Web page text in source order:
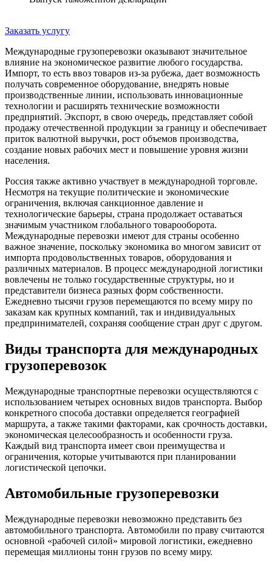
Заказать услугу
Международные грузоперевозки оказывают значительное
влияние на экономическое развитие любого государства.
Импорт, то есть ввоз товаров из-за рубежа, дает возможность
получать современное оборудование, внедрять новые
производственные линии, использовать инновационные
технологии и расширять технические возможности
предприятий. Экспорт, в свою очередь, представляет собой
продажу отечественной продукции за границу и обеспечивает
приток валютной выручки, рост объемов производства,
создание новых рабочих мест и повышение уровня жизни
населения.
Россия также активно участвует в международной торговле.
Несмотря на текущие политические и экономические
ограничения, включая санкционное давление и
технологические барьеры, страна продолжает оставаться
значимым участником глобального товарооборота.
Международные перевозки имеют для страны особенно
важное значение, поскольку экономика во многом зависит от
импорта продовольственных товаров, оборудования и
различных материалов. В процесс международной логистики
вовлечены не только государственные структуры, но и
представители бизнеса разных форм собственности.
Ежедневно тысячи грузов перемещаются по всему миру по
заказам как крупных компаний, так и индивидуальных
предпринимателей, сохраняя сообщение стран друг с другом.
Виды транспорта для международных
грузоперевозок
Международные транспортные перевозки осуществляются с
использованием четырех основных видов транспорта. Выбор
конкретного способа доставки определяется географией
маршрута, а также такими факторами, как срочность доставки,
экономическая целесообразность и особенности груза.
Каждый вид транспорта имеет свои преимущества и
ограничения, которые учитываются при планировании
логистической цепочки.
Автомобильные грузоперевозки
Международные перевозки невозможно представить без
автомобильного транспорта. Автомобили по праву считаются
основной «рабочей силой» мировой логистики, ежедневно
перемещая миллионы тонн грузов по всему миру.